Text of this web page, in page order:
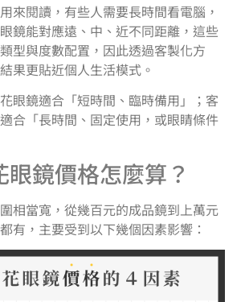
來閱讀，有些人需要長時間看電腦，
鏡能對應遠、中、近不同距離，這些
型與度數配置，因此透過客製化方
果更貼近個人生活模式。
眼鏡適合「短時間、臨時備用」；客
合「長時間、固定使用，或眼睛條件
眼鏡價格怎麼算？
相當寬，從幾百元的成品鏡到上萬元
有，主要受到以下幾個因素影響：